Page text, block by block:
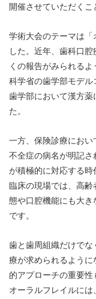
開催させていただくこ
学術大会のテーマは
した。近年、歯科口
くの報告がみられる
科学省の歯学部モデル
歯学部において漢方
た。
一方、保険診療にお
不全症の病名が明記
が積極的に対応する時
臨床の現場では、高
態や口腔機能にも大
です。
歯と歯周組織だけで
療が求められるよう
的アプローチの重要性
オーラルフレイルに